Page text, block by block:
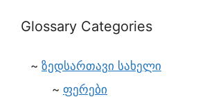
Glossary Categories
ზედსართავი სახელი
ფერები